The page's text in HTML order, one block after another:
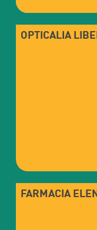
OPTICALIA
FARMACIA